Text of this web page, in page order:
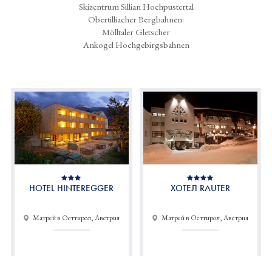
Skizentrum Sillian Hochpustertal
Obertilliacher Bergbahnen:
Mölltaler Gletscher
Ankogel Hochgebirgsbahnen
HOTEL HINTEREGGER
Матрей в Осттирол, Австрия
ХОТЕЛ RAUTER
Матрей в Осттирол, Австрия